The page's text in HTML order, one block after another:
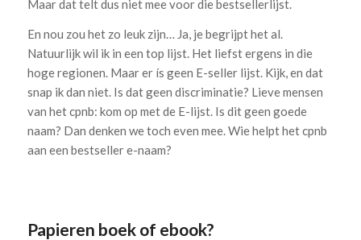
Maar dat telt dus niet mee voor die bestsellerlijst.
En nou zou het zo leuk zijn… Ja, je begrijpt het al.
Natuurlijk wil ik in een top lijst. Het liefst ergens in die
hoge regionen. Maar er ís geen E-seller lijst. Kijk, en dat
snap ik dan niet. Is dat geen discriminatie? Lieve mensen
van het cpnb: kom op met de E-lijst. Is dit geen goede
naam? Dan denken we toch even mee. Wie helpt het cpnb
aan een bestseller e-naam?
Papieren boek of ebook?